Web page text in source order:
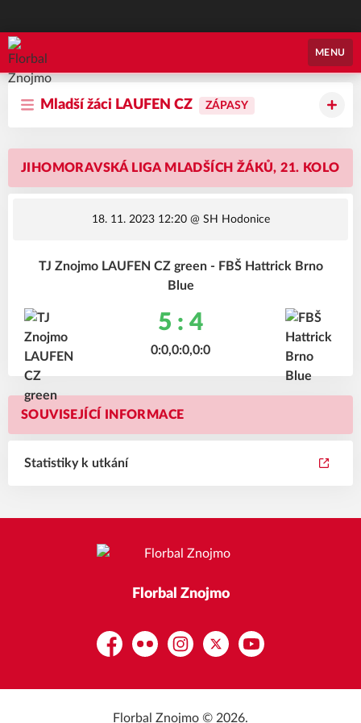
Florbal Znojmo
MENU
Mladší žáci LAUFEN CZ ZÁPASY
JIHOMORAVSKÁ LIGA MLADŠÍCH ŽÁKŮ, 21. KOLO
18. 11. 2023 12:20@ SH Hodonice
TJ Znojmo LAUFEN CZ green - FBŠ Hattrick Brno
Blue
5 : 4
0:0,0:0,0:0
SOUVISEJÍCÍ INFORMACE
Statistiky k utkání
Florbal Znojmo
FacebookFlickr InstagramPlatform X
YouTube
Florbal Znojmo © 2026.